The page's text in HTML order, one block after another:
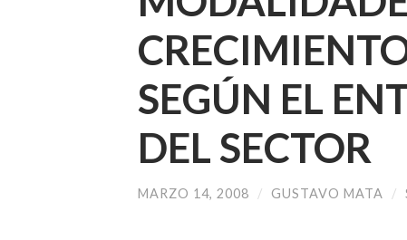
SEGÚN EL
DEL SECTOR
MARZO 14, 2008 / GUSTAVO MATA /